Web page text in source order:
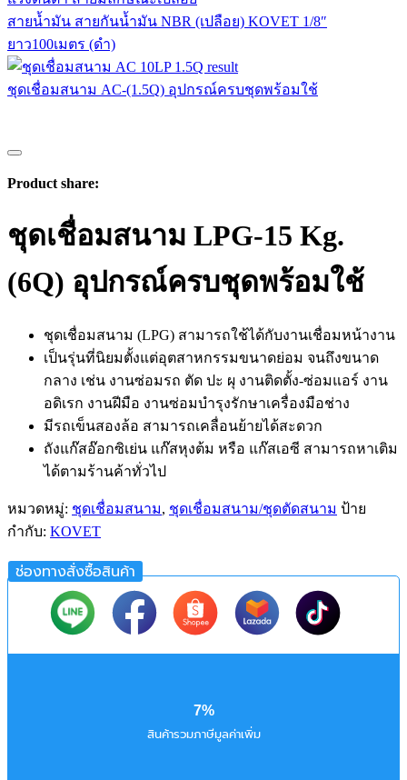
สายน้ำมัน สายกันน้ำมัน NBR (เปลือย) KOVET 1/8″
ยาว100เมตร (ดำ)
ชุดเชื่อมสนาม AC-(1.5Q) อุปกรณ์ครบชุดพร้อมใช้
Product share:
ชุดเชื่อมสนาม LPG-15 Kg.
(6Q) อุปกรณ์ครบชุดพร้อมใช้
ชุดเชื่อมสนาม (LPG) สามารถใช้ได้กับงานเชื่อมหน้างาน
เป็นรุ่นที่นิยมตั้งแต่อุตสาหกรรมขนาดย่อม จนถึงขนาด
กลาง เช่น งานซ่อมรถ ตัด ปะ ผุ งานติดตั้ง-ซ่อมแอร์ งาน
อดิเรก งานฝีมือ งานซ่อมบำรุงรักษาเครื่องมือช่าง
มีรถเข็นสองล้อ สามารถเคลื่อนย้ายได้สะดวก
ถังแก๊สอ๊อกซิเย่น แก๊สหุงต้ม หรือ แก๊สเอซี สามารถหาเติม
ได้ตามร้านค้าทั่วไป
หมวดหมู่: ชุดเชื่อมสนาม, ชุดเชื่อมสนาม/ชุดตัดสนาม ป้าย
กำกับ: KOVET
ช่องทางสั่งซื้อสินค้า
7%
สินค้ารวมภาษีมูลค่าเพิ่ม